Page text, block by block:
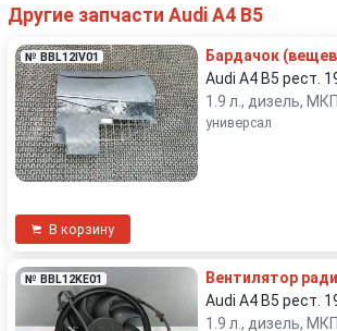
Другие запчасти Audi A4 B5
№ BBL12IV01
Бардачок
Audi A4 B5 рест.
1.9 л., дизель,
универсал
В корзину
№ BBL12KE01
Вентилятор
Audi A4 B5 рест.
1.9 л., дизель,